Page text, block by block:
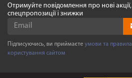
Отримуйте повідомлення про нові акції,
спецпропозиції і знижки
Підписуючись, ви приймаєте умови та правила
користування сайтом